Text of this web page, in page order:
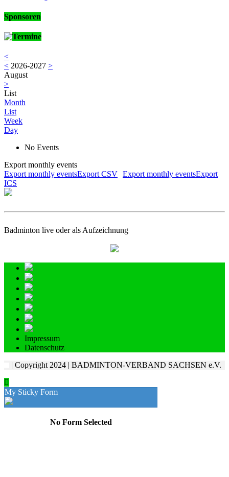
Sponsoren
Termine
<
< 2026-2027 >
August
>
List
Month
List
Week
Day
No Events
Export monthly events
Export monthly eventsExport CSV Export monthly eventsExport
ICS
Badminton live oder als Aufzeichnung
Impressum
Datenschutz
| Copyright 2024 | BADMINTON-VERBAND SACHSEN e.V.
My Sticky Form
No Form Selected